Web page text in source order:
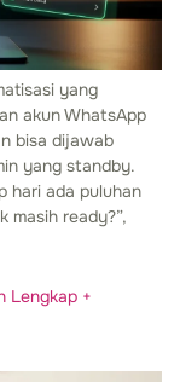
yang
akun WhatsApp
bisa dijawab
yang standby.
hari ada puluhan
masih ready?”,
Lengkap +